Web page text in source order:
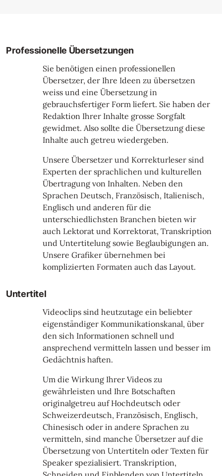
Professionelle Übersetzungen
Sie benötigen einen professionellen
Übersetzer, der Ihre Ideen zu übersetzen
weiss und eine Übersetzung in
gebrauchsfertiger Form liefert. Sie haben der
Redaktion Ihrer Inhalte grosse Sorgfalt
gewidmet. Also sollte die Übersetzung diese
Inhalte auch getreu wiedergeben.
Unsere Übersetzer und Korrekturleser sind
Experten der sprachlichen und kulturellen
Übertragung von Inhalten. Neben den
Sprachen Deutsch, Französisch, Italienisch,
Englisch und anderen für die
unterschiedlichsten Branchen bieten wir
auch Lektorat und Korrektorat, Transkription
und Untertitelung sowie Beglaubigungen an.
Unsere Grafiker übernehmen bei
komplizierten Formaten auch das Layout.
Untertitel
Videoclips sind heutzutage ein beliebter
eigenständiger Kommunikationskanal, über
den sich Informationen schnell und
ansprechend vermitteln lassen und besser im
Gedächtnis haften.
Um die Wirkung Ihrer Videos zu
gewährleisten und Ihre Botschaften
originalgetreu auf Hochdeutsch oder
Schweizerdeutsch, Französisch, Englisch,
Chinesisch oder in andere Sprachen zu
vermitteln, sind manche Übersetzer auf die
Übersetzung von Untertiteln oder Texten für
Speaker spezialisiert. Transkription,